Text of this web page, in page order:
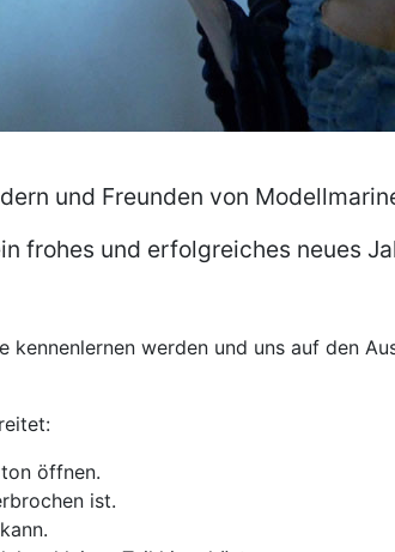
und Freunden von
frohes und erfolgreiches neues
werden und uns auf den
öffnen.
ist.